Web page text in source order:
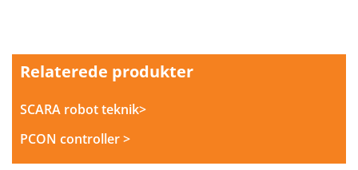
Relaterede produkter
SCARA robot teknik>
PCON controller >